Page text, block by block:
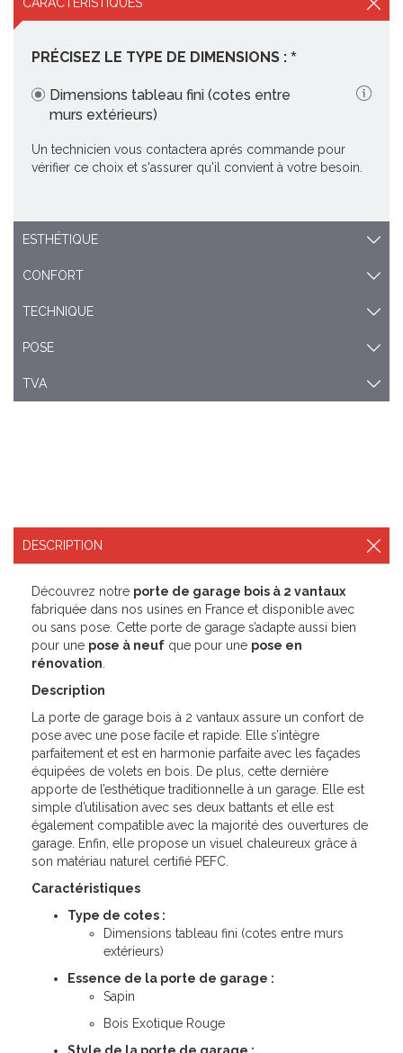
PRÉCISEZ LE TYPE DE DIMENSIONS :
Dimensions tableau fini (cotes entre
murs extérieurs)
(JE)
Un technicien vous contactera aprés commande pour
vérifier ce choix et s'assurer qu'il convient à votre besoin.
ESTHÉTIQUE
CONFORT
TECHNIQUE
POSE
TVA
DESCRIPTION
Découvrez notre porte de garage bois à 2 vantaux
fabriquée dans nos usines en France et disponible avec
ou sans pose. Cette porte de garage s’adapte aussi bien
pour une pose à neuf que pour une pose en
rénovation
Description
La porte de garage bois à 2 vantaux assure un confort de
pose avec une pose facile et rapide. Elle s’intègre
parfaitement et est en harmonie parfaite avec les façades
équipées de volets en bois. De plus, cette dernière
apporte de l’esthétique traditionnelle à un garage. Elle est
simple d’utilisation avec ses deux battants et elle est
également compatible avec la majorité des ouvertures de
garage. Enfin, elle propose un visuel chaleureux grâce à
son matériau naturel certifié PEFC.
Caractéristiques
Type de cotes :
Dimensions tableau fini (cotes entre murs
extérieurs)
Essence de la porte de garage :
Sapin
Bois Exotique Rouge
Style de la porte de garage :